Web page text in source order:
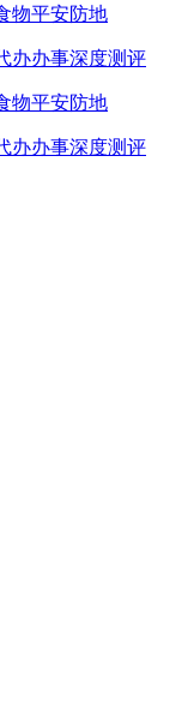
物平安防地
办办事深度测评
物平安防地
办办事深度测评